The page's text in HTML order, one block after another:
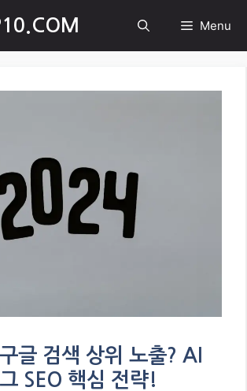
Menu
글 검색 상위 노출? AI
SEO 핵심 전략!